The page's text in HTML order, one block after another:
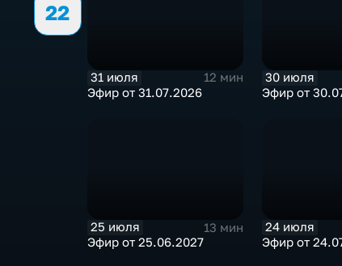
22
31 июля
12 мин
Эфир от 31.07.2026
30 июля
Эфир от
25 июля
13 мин
Эфир от 25.06.2027
24 июля
Эфир от